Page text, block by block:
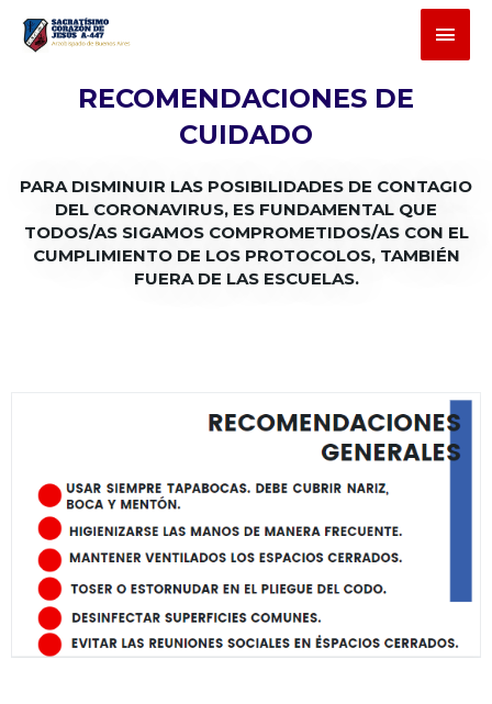
RECOMENDACIONES DE
CUIDADO
PARA DISMINUIR LAS POSIBILIDADES DE CONTAGIO
DEL CORONAVIRUS, ES FUNDAMENTAL QUE
TODOS/AS SIGAMOS COMPROMETIDOS/AS CON EL
CUMPLIMIENTO DE LOS PROTOCOLOS, TAMBIÉN
FUERA DE LAS ESCUELAS.